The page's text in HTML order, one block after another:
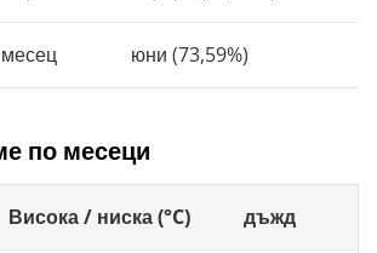
юни (73,59%)
по месеци
Висока / ниска (°C) дъжд